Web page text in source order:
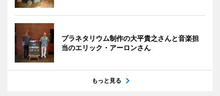
プラネタリウム制作の大平貴之さんと音楽担
当のエリック・アーロンさん
もっと見る